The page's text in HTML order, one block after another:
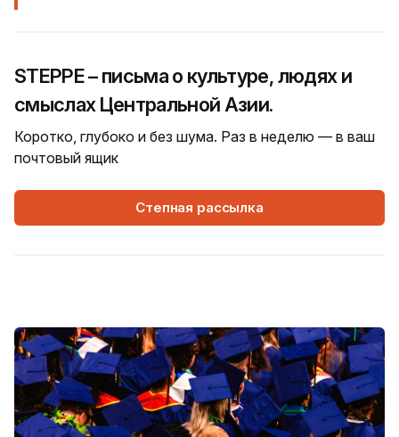
STEPPE – письма о культуре, людях и
смыслах Центральной Азии.
Коротко, глубоко и без шума. Раз в неделю — в ваш
почтовый ящик
Степная рассылка